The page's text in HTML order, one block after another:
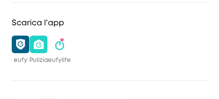
Scarica l'app
eufy Puliziaeufylife